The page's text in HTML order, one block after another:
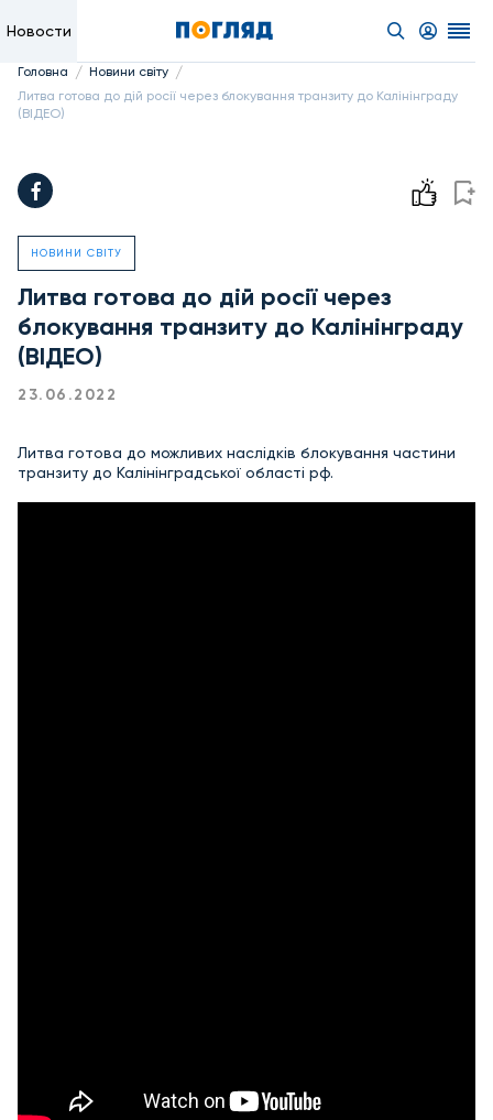
Новости
Головна / Новини світу /
Литва готова до дій росії через блокування транзиту до Калінінграду
(ВІДЕО)
НОВИНИ СВІТУ
Литва готова до дій росії через
блокування транзиту до Калінінграду
(ВІДЕО)
23.06.2022
Литва готова до можливих наслідків блокування частини
транзиту до Калінінградської області рф.